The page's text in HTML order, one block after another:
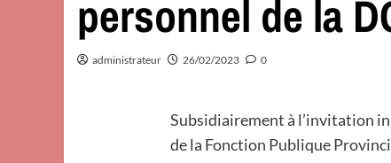
personnel de la
administrateur 26/02/2023 0
Subsidiairement à l’invitation
de la Fonction Publique